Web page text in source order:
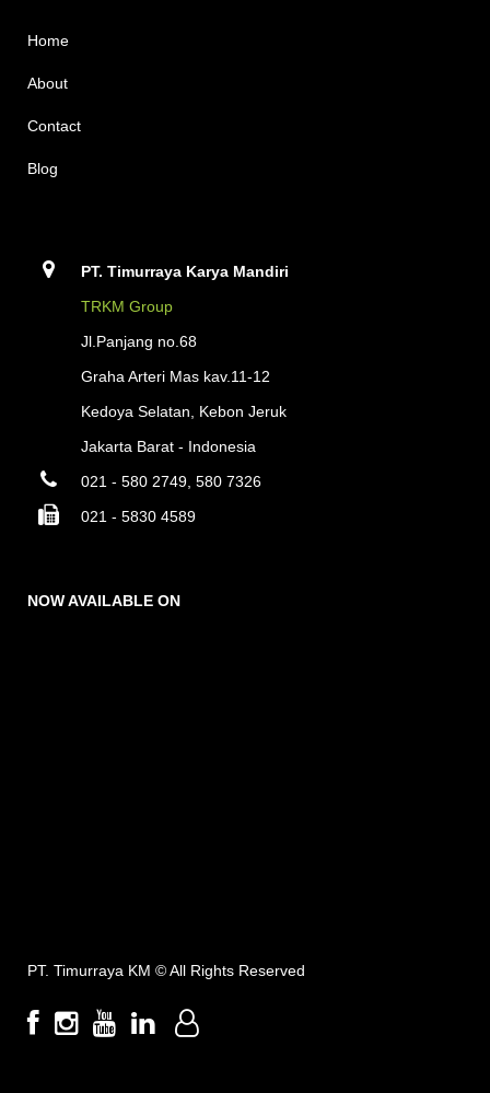
Home
About
Contact
Blog
PT. Timurraya Karya Mandiri
TRKM Group
Jl.Panjang no.68
Graha Arteri Mas kav.11-12
Kedoya Selatan, Kebon Jeruk
Jakarta Barat - Indonesia
021 - 580 2749, 580 7326
021 - 5830 4589
NOW AVAILABLE ON
PT. Timurraya KM ©All Rights Reserved